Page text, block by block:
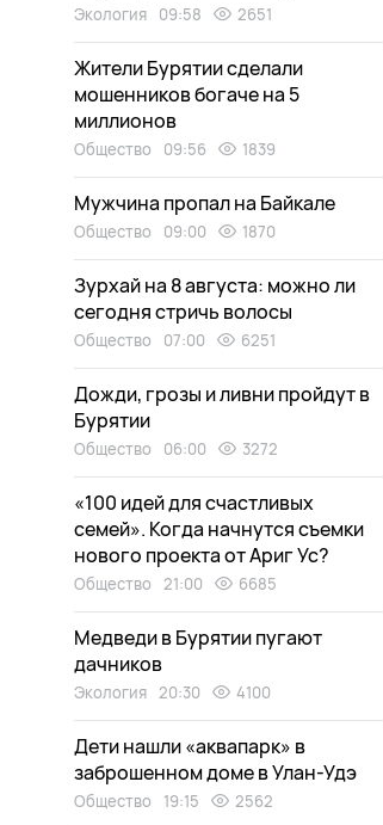
Экология 09:58 2651
Жители Бурятии сделали
мошенников богаче на 5
миллионов
Общество 09:56 1839
Мужчина пропал на Байкале
Общество 09:00 1870
Зурхай на 8 августа: можно ли
сегодня стричь волосы
Общество 07:00 6251
Дожди, грозы и ливни пройдут в
Бурятии
Общество 06:00 3272
«100 идей для счастливых
семей». Когда начнутся съемки
нового проекта от Ариг Ус?
Общество 21:00 6685
Медведи в Бурятии пугают
дачников
Экология 20:30 4100
Дети нашли «аквапарк» в
заброшенном доме в Улан-Удэ
Общество 19:15 2562